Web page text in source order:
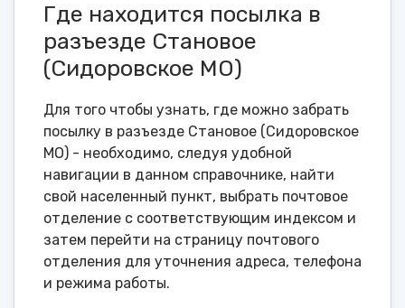
Где находится посылка в
разъезде Становое
(Сидоровское МО)
Для того чтобы узнать, где можно забрать
посылку в разъезде Становое (Сидоровское
МО) - необходимо, следуя удобной
навигации в данном справочнике, найти
свой населенный пункт, выбрать почтовое
отделение с соответствующим индексом и
затем перейти на страницу почтового
отделения для уточнения адреса, телефона
и режима работы.